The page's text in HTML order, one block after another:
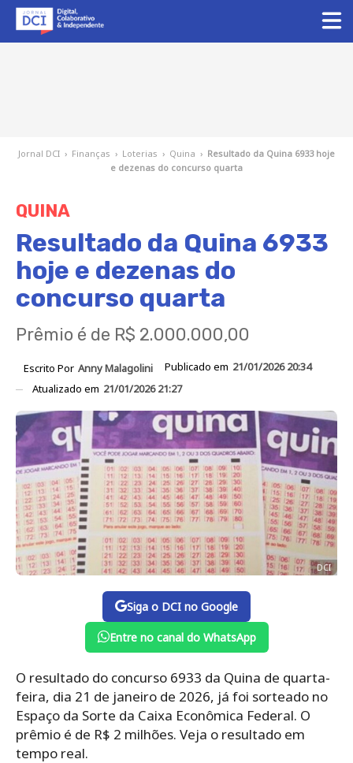
Jornal DCI › Finanças › Loterias › Quina › Resultado da Quina 6933 hoje
e dezenas do concurso quarta
QUINA
Resultado da Quina 6933
hoje e dezenas do
concurso quarta
Prêmio é de R$ 2.000.000,00
Escrito Por Anny Malagolini Publicado em 21/01/2026 20:34
Atualizado em 21/01/2026 21:27
DCI
Siga o DCI no Google
Entre no canal do WhatsApp
O resultado do concurso 6933 da Quina de quarta-
feira, dia 21 de janeiro de 2026, já foi sorteado no
Espaço da Sorte da Caixa Econômica Federal. O
prêmio é de R$ 2 milhões. Veja o resultado em
tempo real.